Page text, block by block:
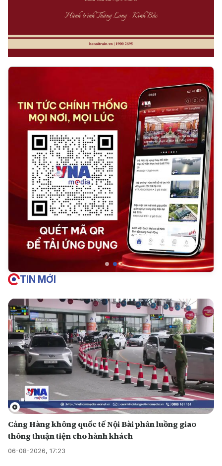
TIN MỚI
Cảng Hàng không quốc tế Nội Bài phân luồng giao
thông thuận tiện cho hành khách
06-08-2026, 17:23